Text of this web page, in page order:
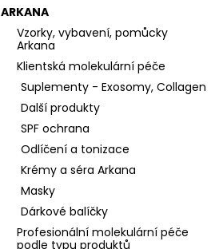
ARKANA
Vzorky, vybavení, pomůcky
Arkana
Klientská molekulární péče
Suplementy - Exosomy, Collagen
Další produkty
SPF ochrana
Odlíčení a tonizace
Krémy a séra Arkana
Masky
Dárkové balíčky
Profesionální molekulární péče
podle typu produktů